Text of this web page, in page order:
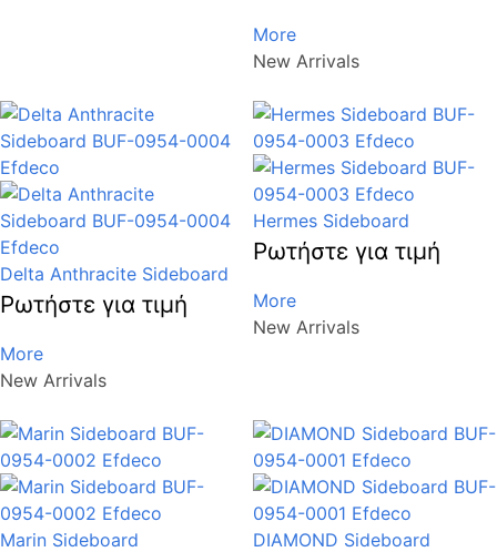
More
New Arrivals
Delta Anthracite Sideboard
Ρωτήστε για τιμή
More
New Arrivals
Hermes Sideboard
Ρωτήστε για τιμή
More
New Arrivals
Marin Sideboard DIAMOND Sideboard